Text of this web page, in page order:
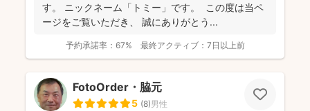
す。 ニックネーム「トミー」です。 この度は当ペ
ージをご覧いただき、 誠にありがとう...
予約承諾率： 67% 最終アクティブ： 7日以上前
FotoOrder・脇元
5 (8)男性